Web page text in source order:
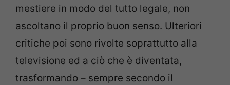
mestiere in modo del tutto legale, non
ascoltano il proprio buon senso. Ulteriori
critiche poi sono rivolte soprattutto alla
televisione ed a ciò che è diventata,
trasformando – sempre secondo il